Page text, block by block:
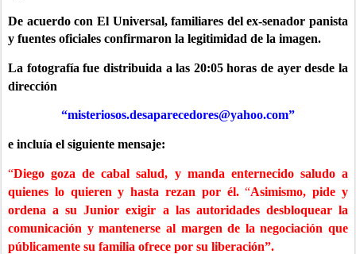
De acuerdo con El Universal, familiares del ex-senador panista
y fuentes oficiales confirmaron la legitimidad de la imagen.
La fotografía fue distribuida a las 20:05 horas de ayer desde la
dirección
“misteriosos.desaparecedores@yahoo.com”
e incluía el siguiente mensaje:
“Diego goza de cabal salud, y manda enternecido saludo a
quienes lo quieren y hasta rezan por él.“Asimismo, pide y
ordena a su Junior exigir a las autoridades desbloquear la
comunicación y mantenerse al margen de la negociación que
públicamente su familia ofrece por su liberación”.